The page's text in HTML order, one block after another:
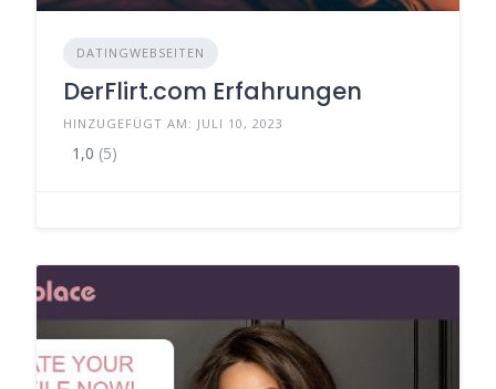
DATINGWEBSEITEN
DerFlirt.com Erfahrungen
HINZUGEFÜGT AM: JULI 10, 2023
1,0 (5)